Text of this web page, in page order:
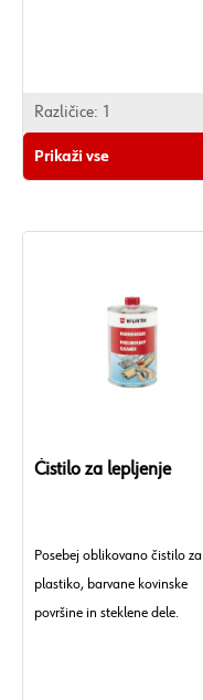
Različice: 1
Prikaži vse
Čistilo za lepljenje
Posebej oblikovano čistilo za
plastiko, barvane kovinske
površine in steklene dele.